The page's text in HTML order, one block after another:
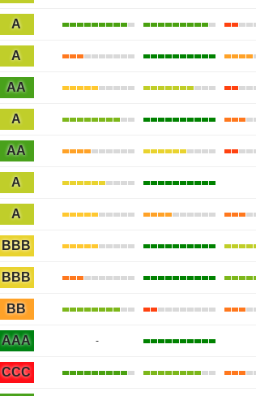
A
A
AA
A
AA
A
A
BBB
BBB
BB
AAA -
CCC